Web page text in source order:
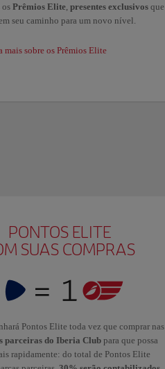
os Prêmios Elite, presentes exclusivosque
seu caminho para um novo nível.
mais sobre os Prêmios Elite
PONTOS ELITE
SUAS COMPRAS
Pontos Elite toda vez que comprar nas
parceiras do Iberia Club para que possa
rapidamente: do total de Pontos Elite